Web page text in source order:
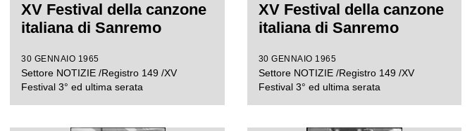
XV Festival della canzone
italiana di Sanremo
30 GENNAIO 1965
Settore NOTIZIE /Registro 149 /XV
Festival 3° ed ultima serata
XV Festival della canzone
italiana di Sanremo
30 GENNAIO 1965
Settore NOTIZIE /Registro 149 /XV
Festival 3° ed ultima serata